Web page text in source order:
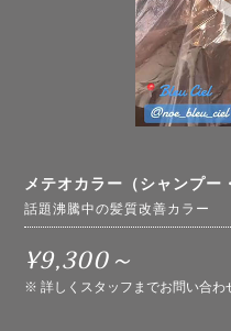
メテオカラー（シャンプー
話題沸騰中の髪質改善カラー
¥9,300～
※ 詳しくスタッフまでお問い合わ